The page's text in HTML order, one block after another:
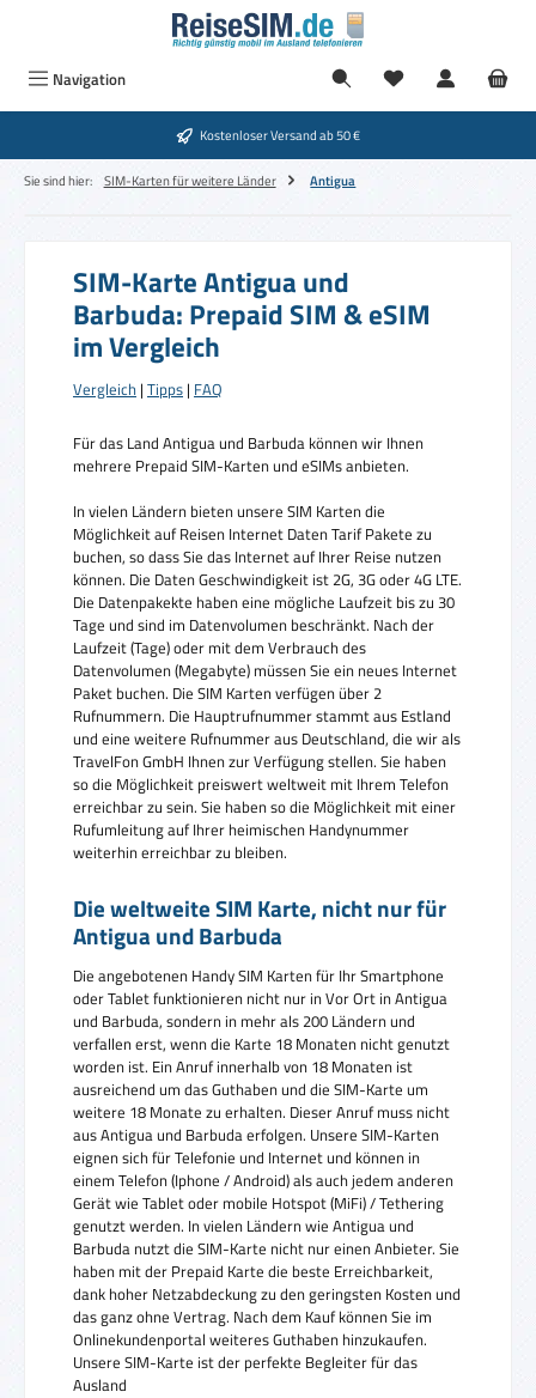
Zum Hauptinhalt springen
Navigation
Kostenloser Versand ab 50 €
Sie sind hier: SIM-Karten für weitere Länder Antigua
SIM-Karte Antigua und
Barbuda: Prepaid SIM & eSIM
im Vergleich
Vergleich | Tipps | FAQ
Für das Land Antigua und Barbuda können wir Ihnen
mehrere Prepaid SIM-Karten und eSIMs anbieten.
In vielen Ländern bieten unsere SIM Karten die
Möglichkeit auf Reisen Internet Daten Tarif Pakete zu
buchen, so dass Sie das Internet auf Ihrer Reise nutzen
können. Die Daten Geschwindigkeit ist 2G, 3G oder 4G LTE.
Die Datenpakekte haben eine mögliche Laufzeit bis zu 30
Tage und sind im Datenvolumen beschränkt. Nach der
Laufzeit (Tage) oder mit dem Verbrauch des
Datenvolumen (Megabyte) müssen Sie ein neues Internet
Paket buchen. Die SIM Karten verfügen über 2
Rufnummern. Die Hauptrufnummer stammt aus Estland
und eine weitere Rufnummer aus Deutschland, die wir als
TravelFon GmbH Ihnen zur Verfügung stellen. Sie haben
so die Möglichkeit preiswert weltweit mit Ihrem Telefon
erreichbar zu sein. Sie haben so die Möglichkeit mit einer
Rufumleitung auf Ihrer heimischen Handynummer
weiterhin erreichbar zu bleiben.
Die weltweite SIM Karte, nicht nur für
Antigua und Barbuda
Die angebotenen Handy SIM Karten für Ihr Smartphone
oder Tablet funktionieren nicht nur in Vor Ort in Antigua
und Barbuda, sondern in mehr als 200 Ländern und
verfallen erst, wenn die Karte 18 Monaten nicht genutzt
worden ist. Ein Anruf innerhalb von 18 Monaten ist
ausreichend um das Guthaben und die SIM-Karte um
weitere 18 Monate zu erhalten. Dieser Anruf muss nicht
aus Antigua und Barbuda erfolgen. Unsere SIM-Karten
eignen sich für Telefonie und Internet und können in
einem Telefon (Iphone / Android) als auch jedem anderen
Gerät wie Tablet oder mobile Hotspot (MiFi) / Tethering
genutzt werden. In vielen Ländern wie Antigua und
Barbuda nutzt die SIM-Karte nicht nur einen Anbieter. Sie
haben mit der Prepaid Karte die beste Erreichbarkeit,
dank hoher Netzabdeckung zu den geringsten Kosten und
das ganz ohne Vertrag. Nach dem Kauf können Sie im
Onlinekundenportal weiteres Guthaben hinzukaufen.
Unsere SIM-Karte ist der perfekte Begleiter für das
Ausland